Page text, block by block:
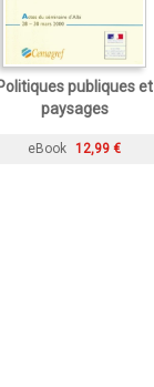
publiques et
paysages
eBook 12,99 €